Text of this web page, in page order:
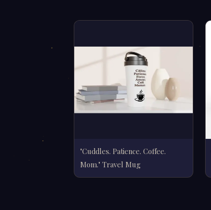
"Cuddles. Patience. Coffee.
Mom." Travel Mug